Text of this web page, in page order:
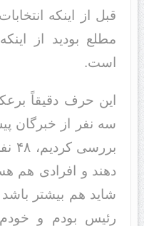
قبل از اینکه
مطلع بود‌‌ید‌‌ از
است.
این حرف د‌‌قیقاً
سه نفر از خبرگان
د‌‌هند‌‌ و افراد‌‌ی هم
شاید‌‌ هم بیشتر
رئیس بود‌‌م و خود‌‌م